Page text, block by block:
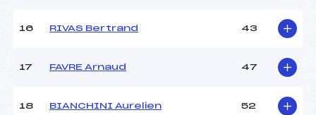
-5
-3
16 RIVAS Bertrand 43
17 FAVRE Arnaud 47
18 BIANCHINI Aurelien 52